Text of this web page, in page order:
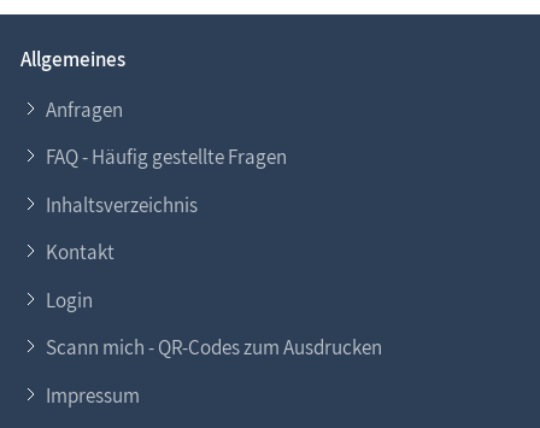
Allgemeines
Anfragen
FAQ - Häufig gestellte Fragen
Inhaltsverzeichnis
Kontakt
Login
Scann mich - QR-Codes zum Ausdrucken
Impressum